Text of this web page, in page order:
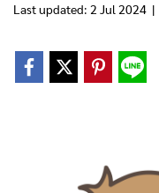
Last updated: 2 Jul 2024 |